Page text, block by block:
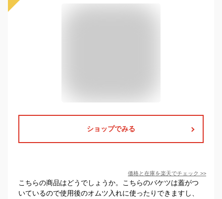
ショップでみる
価格と在庫を楽天でチェック >>
こちらの商品はどうでしょうか。こちらのバケツは蓋がつ
いているので使用後のオムツ入れに使ったりできますし、